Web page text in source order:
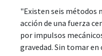
"Existen seis métodos
acción de una fuerza
por impulsos
gravedad. Sin tomar